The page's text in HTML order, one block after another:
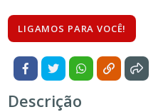
LIGAMOS PARA VOCÊ!
Descrição